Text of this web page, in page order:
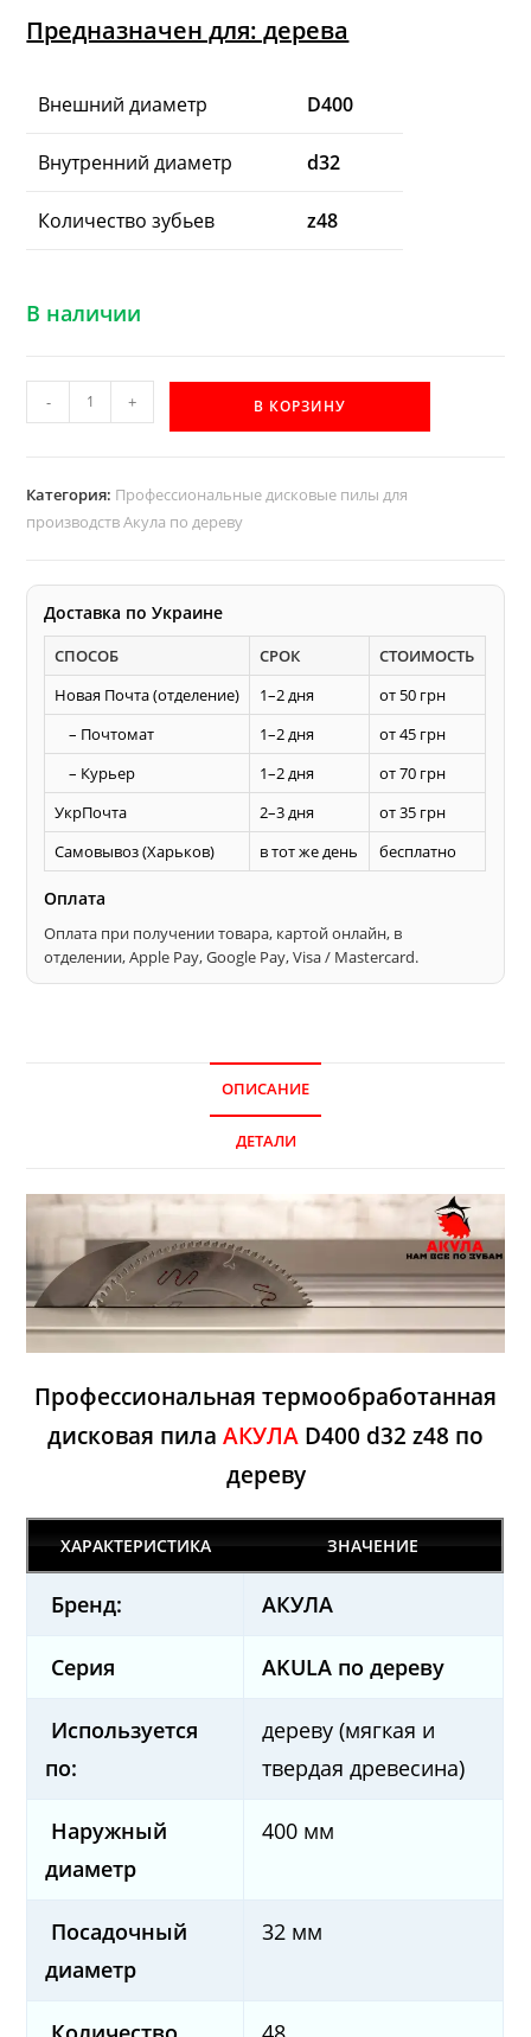
Предназначен для: дерева
Внешний диаметр D400
Внутренний диаметр d32
Количество зубьев z48
В наличии
Количество
товара
дереву
- + В КОРЗИНУ
Категория: Профессиональные дисковые пилы для
производств Акула по дереву
Доставка по Украине
СПОСОБ СРОК
СТОИМОСТЬ
Новая Почта (отделение)
1–2 дня
от 50 грн
– Почтомат
1–2 дня
от 45 грн
– Курьер
1–2 дня
от 70 грн
УкрПочта
2–3 дня
от 35 грн
Самовывоз (Харьков)
в тот же день бесплатно
Оплата
Оплата при получении товара, картой онлайн, в
отделении, Apple Pay, Google Pay, Visa / Mastercard.
ОПИСАНИЕ
ДЕТАЛИ
Профессиональная термообработанная
дисковая пила АКУЛА D400 d32 z48 по
дереву
ХАРАКТЕРИСТИКА ЗНАЧЕНИЕ
Бренд: AКУЛА
Серия AKULA по дереву
Используется
по:
дереву (мягкая и
твердая древесина)
Наружный
диаметр
400 мм
Посадочный
диаметр
32 мм